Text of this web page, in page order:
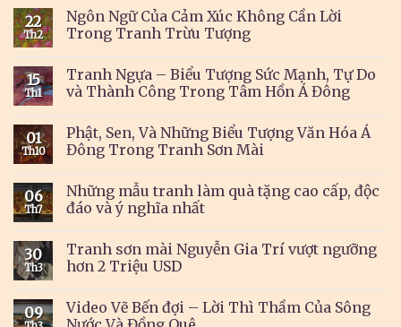
22
Th2
Ngôn Ngữ Của Cảm Xúc Không Cần Lời
Trong Tranh Trừu Tượng
15
Th1
Tranh Ngựa – Biểu Tượng Sức Mạnh, Tự Do
và Thành Công Trong Tâm Hồn Á Đông
01
Th10
Phật, Sen, Và Những Biểu Tượng Văn Hóa Á
Đông Trong Tranh Sơn Mài
06
Th7
Những mẫu tranh làm quà tặng cao cấp, độc
đáo và ý nghĩa nhất
30
Th3
Tranh sơn mài Nguyễn Gia Trí vượt ngưỡng
hơn 2 Triệu USD
09
Video Vẽ Bến đợi – Lời Thì Thầm Của Sông